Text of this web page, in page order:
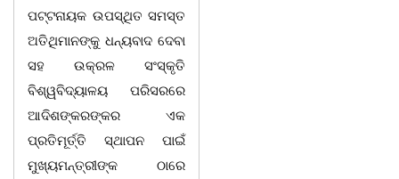
ପଟ୍ଟନାୟକ ଉପସ୍ଥିତ ସମସ୍ତ
ଅତିଥିମାନଙ୍କୁ ଧନ୍ୟବାଦ ଦେବା
ସହ ଉକ୍ରଳ ସଂସ୍କୃତି
ବିଶ୍ୱବିଦ୍ୟାଳୟ ପରିସରରେ
ଆଦିଶଙ୍କରଙ୍କର ଏକ
ପ୍ରତିମୂର୍ତ୍ତି ସ୍ଥାପନ ପାଇଁ
ମୁଖ୍ୟମନ୍ତ୍ରୀଙ୍କ ଠାରେ